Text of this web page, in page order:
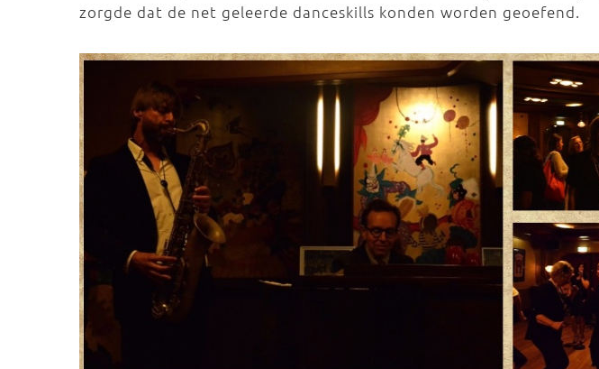
zorgde dat de net geleerde danceskills konden worden geoefend.